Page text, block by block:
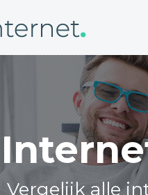
Vergelijk alle